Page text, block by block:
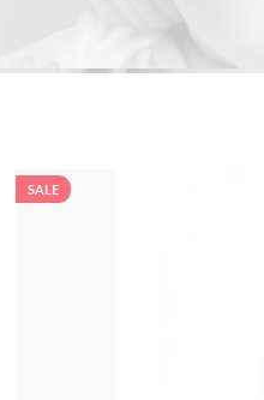
SALE